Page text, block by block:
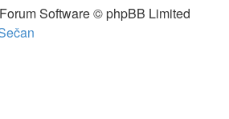
Software © phpBB Limited